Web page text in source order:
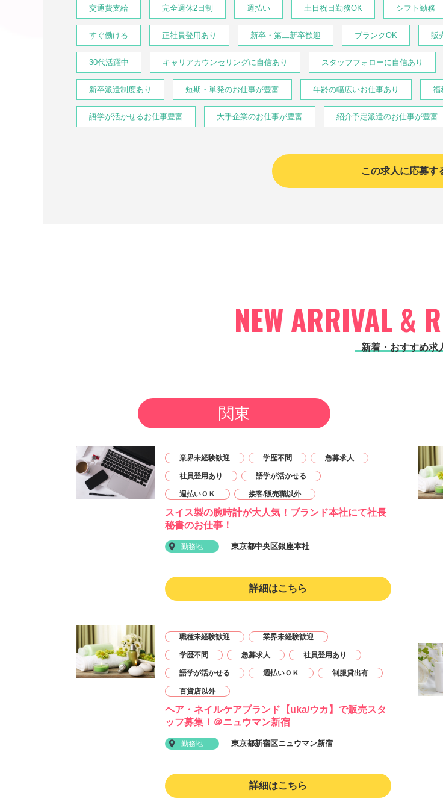
交通費支給 完全週休2日制 週払い 土日祝日勤務OK シフト勤務
すぐ働ける 正社員登用あり 新卒・第二新卒歓迎 ブランクOK 販
30代活躍中 キャリアカウンセリングに自信あり スタッフフォローに自信あり
新卒派遣制度あり 短期・単発のお仕事が豊富 年齢の幅広いお仕事あり 福
語学が活かせるお仕事豊富 大手企業のお仕事が豊富 紹介予定派遣のお仕事が豊富
この求人に応募す
NEW ARRIVAL &
新着・おすすめ求
関東
業界未経験歓迎 学歴不問 急募求人
社員登用あり 語学が活かせる
週払いＯＫ 接客/販売職以外
スイス製の腕時計が大人気！ブランド本社にて社長
秘書のお仕事！
勤務地 東京都中央区銀座本社
詳細はこちら
職種未経験歓迎 業界未経験歓迎
学歴不問 急募求人 社員登用あり
語学が活かせる 週払いＯＫ 制服貸出有
百貨店以外
ヘア・ネイルケアブランド【uka/ウカ】で販売スタ
ッフ募集！＠ニュウマン新宿
勤務地 東京都新宿区ニュウマン新宿
詳細はこちら